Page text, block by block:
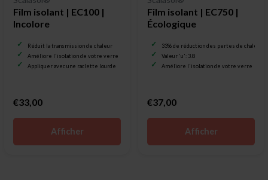
Film isolant | EC100 |
Incolore
Réduit la transmission de chaleur
Améliore l'isolation de votre verre
Appliquer avec une raclette lourde
€33,00
Afficher
Film isolant | EC750 |
Écologique
33% de réduction des pertes de chaleur
Valeur 'u': 3.8
Améliore l'isolation de votre verre
€37,00
Afficher